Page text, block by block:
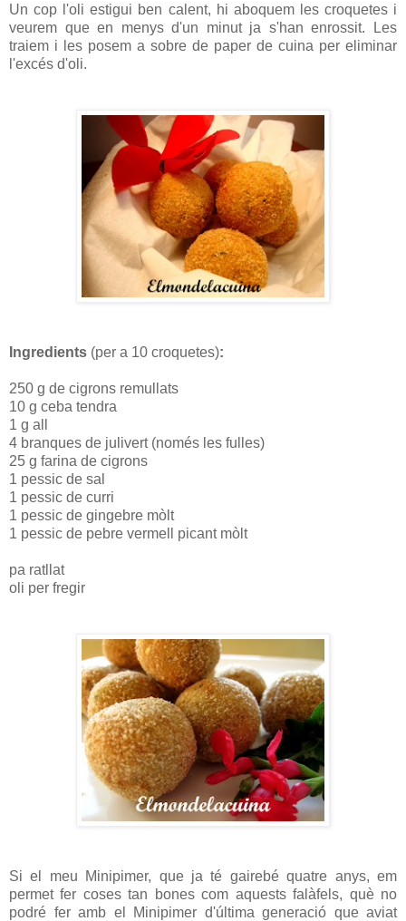
Un cop l'oli estigui ben calent, hi aboquem les croquetes i
veurem que en menys d'un minut ja s'han enrossit. Les
traiem i les posem a sobre de paper de cuina per eliminar
l'excés d'oli.
Ingredients (per a 10 croquetes):
250 g de cigrons remullats
10 g ceba tendra
1 g all
4 branques de julivert (només les fulles)
25 g farina de cigrons
1 pessic de sal
1 pessic de curri
1 pessic de gingebre mòlt
1 pessic de pebre vermell picant mòlt
pa ratllat
oli per fregir
Si el meu Minipimer, que ja té gairebé quatre anys, em
permet fer coses tan bones com aquests falàfels, què no
podré fer amb el Minipimer d'última generació que aviat